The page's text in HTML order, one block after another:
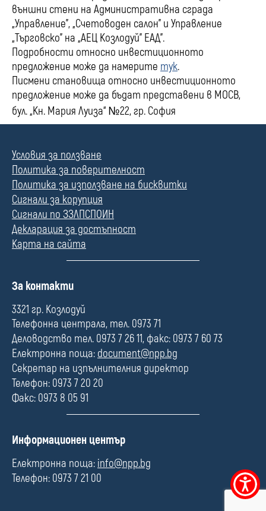
Меню
за
външни стени на Административна сграда
„Управление”, „Счетоводен салон” и Управление
„Търговско” на „АЕЦ Козлодуй” ЕАД”.
Подробности относно инвестиционното
предложение може да намерите тук.
Писмени становища относно инвестиционното
предложение може да бъдат представени в МОСВ,
бул. „Кн. Мария Луиза“ №22, гр. София
Условия за ползване
Политика за поверителност
Политика за използване на бисквитки
Сигнали за корупция
Сигнали по ЗЗЛПСПОИН
Декларация за достъпност
Карта на сайта
П
л
е
За контакти
3321 гр. Козлодуй
Телефонна централа, тел. 0973 71
Деловодство тел. 0973 7 26 11, факс: 0973 7 60 73
Електронна поща: document@npp.bg
Секретар на изпълнителния директор
Телефон: 0973 7 20 20
Факс: 0973 8 05 91
П
л
е
Информационен център
Електронна поща: info@npp.bg
Телефон: 0973 7 21 00